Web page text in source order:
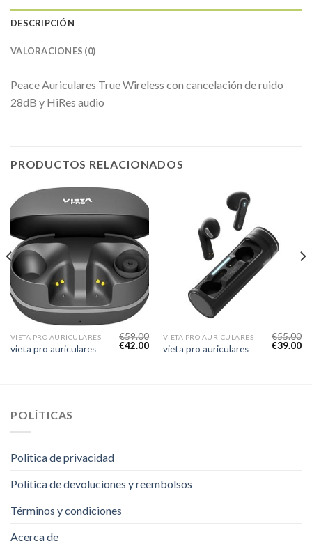
DESCRIPCIÓN
VALORACIONES (0)
Peace Auriculares True Wireless con cancelación de ruido
28dB y HiRes audio
PRODUCTOS RELACIONADOS
VIETA PRO AURICULARES
vieta pro auriculares
€59.00
€42.00
VIETA PRO AURICULARES
vieta pro auriculares
€55.00
€39.00
POLÍTICAS
Politica de privacidad
Política de devoluciones y reembolsos
Términos y condiciones
Acerca de